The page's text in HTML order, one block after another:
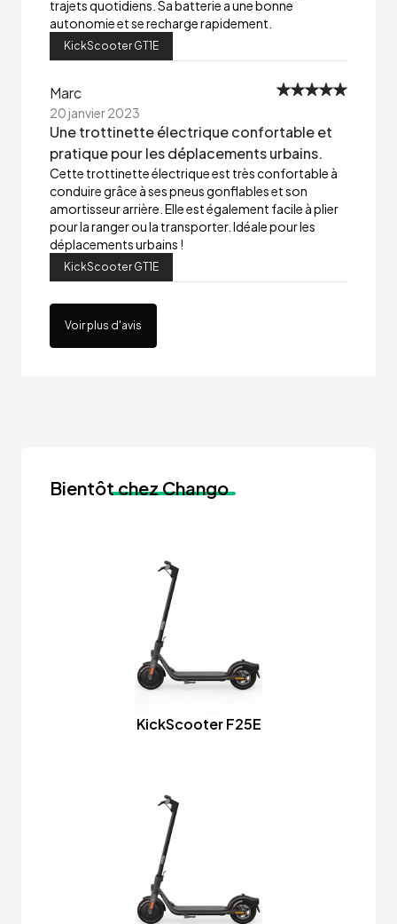
trajets quotidiens. Sa batterie a une bonne
autonomie et se recharge rapidement.
KickScooter GT1E
Marc
20 janvier 2023
Une trottinette électrique confortable et
pratique pour les déplacements urbains.
Cette trottinette électrique est très confortable à
conduire grâce à ses pneus gonflables et son
amortisseur arrière. Elle est également facile à plier
pour la ranger ou la transporter. Idéale pour les
déplacements urbains !
KickScooter GT1E
Voir plus d'avis
Bientôtchez Chango
KickScooter F25E